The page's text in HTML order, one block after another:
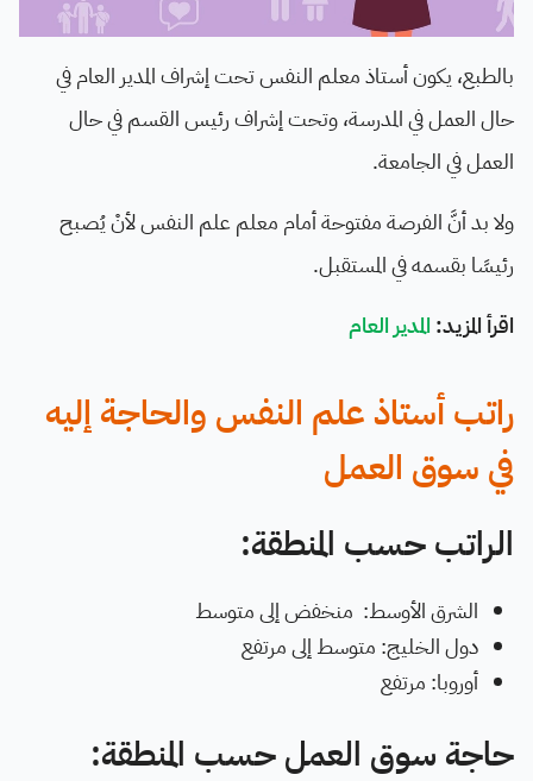
بالطبع، يكون أستاذ معلم النفس تحت إشراف المدير العام في
حال العمل في المدرسة، وتحت إشراف رئيس القسم في حال
العمل في الجامعة.
ولا بد أنَّ الفرصة مفتوحة أمام معلم علم النفس لأنْ يُصبح
رئيسًا بقسمه في المستقبل.
اقرأ المزيد: المدير العام
راتب أستاذ علم النفس والحاجة إليه
في سوق العمل
الراتب حسب المنطقة:
الشرق الأوسط: منخفض إلى متوسط
دول الخليج: متوسط إلى مرتفع
أوروبا: مرتفع
حاجة سوق العمل حسب المنطقة: